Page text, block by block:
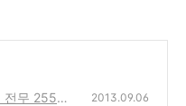
전무 255억
2013.09.06